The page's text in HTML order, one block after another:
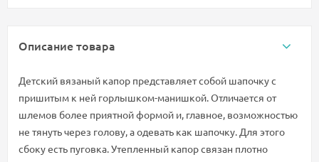
Описание товара
Детский вязаный капор представляет собой шапочку с
пришитым к ней горлышком-манишкой. Отличается от
шлемов более приятной формой и, главное, возможностью
не тянуть через голову, а одевать как шапочку. Для этого
сбоку есть пуговка. Утепленный капор связан плотно